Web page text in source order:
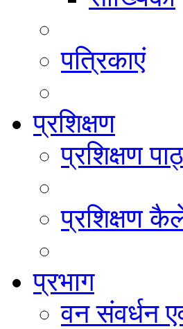
पत्रिकाएं
प्रशिक्षण
प्रशिक्षण
प्रशिक्षण
प्रभाग
वन संवर्धन